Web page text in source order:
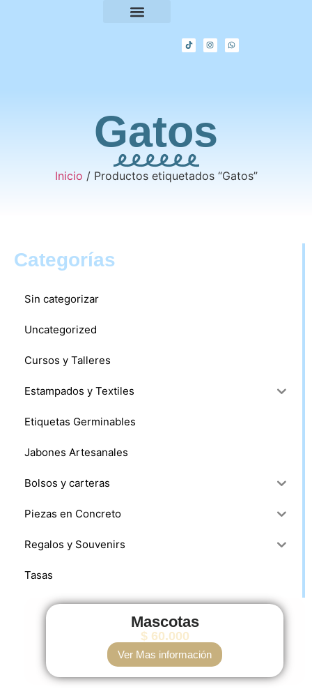
Gatos
Inicio / Productos etiquetados “Gatos”
Categorías
Sin categorizar
Uncategorized
Cursos y Talleres
Estampados y Textiles
Etiquetas Germinables
Jabones Artesanales
Bolsos y carteras
Piezas en Concreto
Regalos y Souvenirs
Tasas
Mascotas
$60.000
Ver Mas información